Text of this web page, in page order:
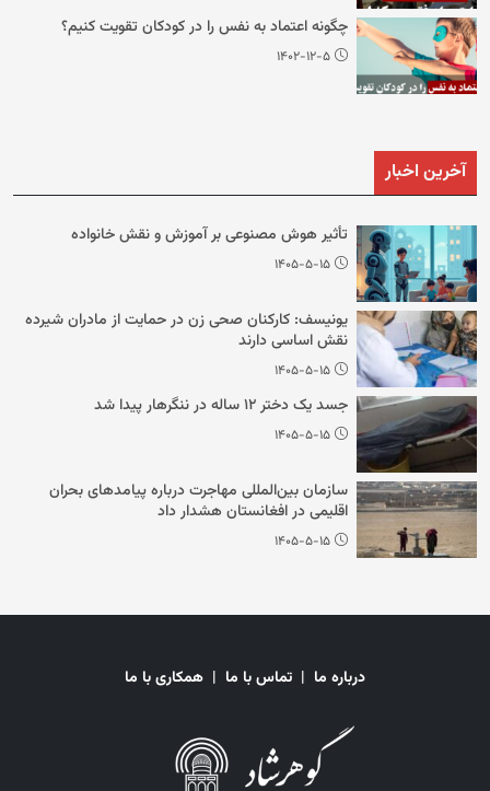
چگونه اعتماد به نفس را در کودکان تقویت کنیم؟
۱۴۰۲-۱۲-۵
آخرین اخبار
تأثیر هوش مصنوعی بر آموزش و نقش خانواده
۱۴۰۵-۵-۱۵
یونیسف: کارکنان صحی زن در حمایت از مادران شیرده
نقش اساسی دارند
۱۴۰۵-۵-۱۵
جسد یک دختر ۱۲ ساله در ننگرهار پیدا شد
۱۴۰۵-۵-۱۵
سازمان بین‌المللی مهاجرت درباره پیامدهای بحران
اقلیمی در افغانستان هشدار داد
۱۴۰۵-۵-۱۵
درباره ما | تماس با ما | همکاری با ما